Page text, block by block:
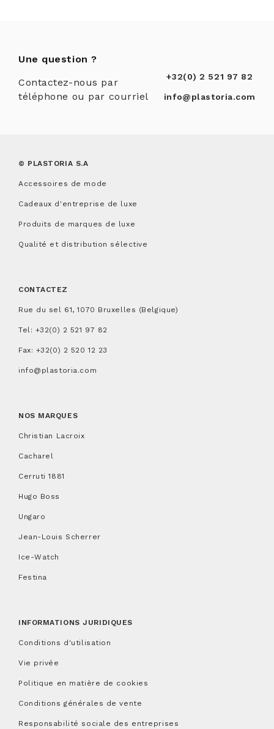
Une question ?
Contactez-nous par
téléphone ou par courriel
+32(0) 2 521 97 82
info@plastoria.com
© PLASTORIA S.A
Accessoires de mode
Cadeaux d'entreprise de luxe
Produits de marques de luxe
Qualité et distribution sélective
CONTACTEZ
Rue du sel 61, 1070 Bruxelles (Belgique)
Tel: +32(0) 2 521 97 82
Fax: +32(0) 2 520 12 23
info@plastoria.com
NOS MARQUES
Christian Lacroix
Cacharel
Cerruti 1881
Hugo Boss
Ungaro
Jean-Louis Scherrer
Ice-Watch
Festina
INFORMATIONS JURIDIQUES
Conditions d'utilisation
Vie privée
Politique en matière de cookies
Conditions générales de vente
Responsabilité sociale des entreprises